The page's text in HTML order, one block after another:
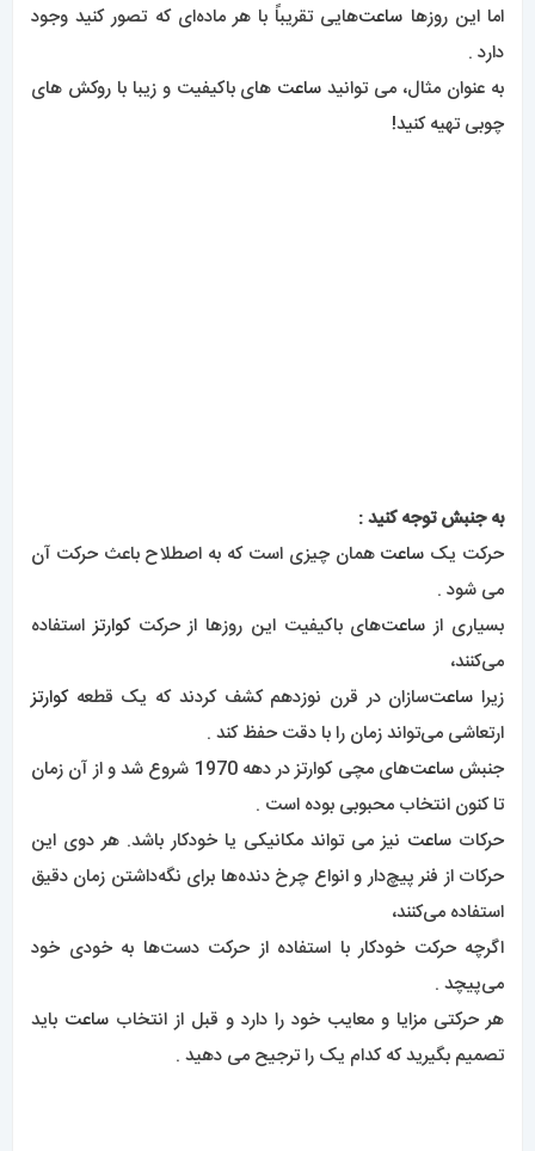
اما این روزها ساعت‌هایی تقریباً با هر ماده‌ای که تصور کنید وجود
دارد .
به عنوان مثال، می توانید ساعت های باکیفیت و زیبا با روکش های
چوبی تهیه کنید!
به جنبش توجه کنید :
حرکت یک ساعت همان چیزی است که به اصطلاح باعث حرکت آن
می شود .
بسیاری از ساعت‌های باکیفیت این روزها از حرکت کوارتز استفاده
می‌کنند،
زیرا ساعت‌سازان در قرن نوزدهم کشف کردند که یک قطعهکوارتز
ارتعاشی می‌تواند زمان را با دقت حفظ کند .
جنبشساعت‌
های مچی کوارتز در دهه 1970 شروع شد و از آن زمان
تا کنون انتخاب محبوبی بوده است .
حرکات ساعت نیز می تواند مکانیکی یا خودکار باشد. هر دوی این
حرکات از فنر پیچ‌دار و انواع چرخ دنده‌ها برای نگه‌داشتن زمان دقیق
استفاده می‌کنند،
اگرچه حرکت خودکار با استفاده از حرکت دست‌ها به خودی خود
می‌پیچد .
هر حرکتی مزایا و معایب خود را دارد و قبل از انتخاب ساعت باید
تصمیم بگیرید که کدام یک را ترجیح می دهید .